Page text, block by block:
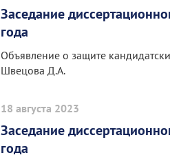
Заседание
года
Объявление о защите
Швецова Д.А.
18 августа 2023
Заседание
года